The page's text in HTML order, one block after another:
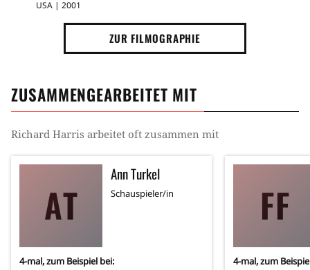
USA | 2001
ZUR FILMOGRAPHIE
ZUSAMMENGEARBEITET MIT
Richard Harris arbeitet oft zusammen mit
AT
Ann Turkel
Schauspieler/in
4-mal, zum Beispiel bei:
FF
4-mal, zum